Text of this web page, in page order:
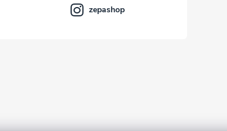
zepashop